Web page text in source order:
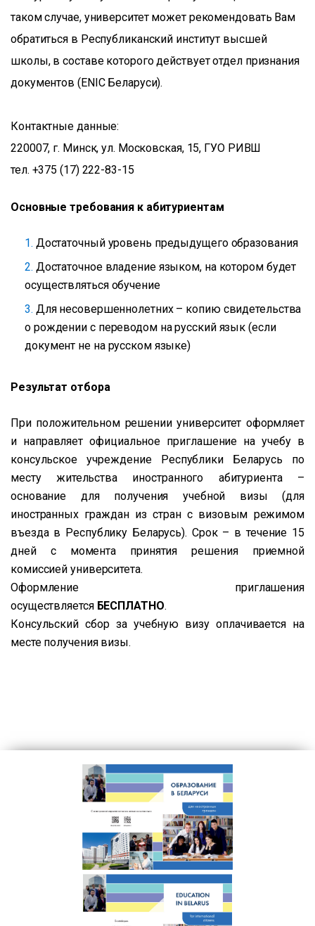
таком случае, университет может рекомендовать Вам
обратиться в Республиканский институт высшей
школы, в составе которого действует отдел признания
документов (ENIC Беларуси).
Контактные данные:
220007, г. Минск, ул. Московская, 15, ГУО РИВШ
тел. +375 (17) 222-83-15
Основные требования к абитуриентам
Достаточный уровень предыдущего образования
Достаточное владение языком, на котором будет
осуществляться обучение
Для несовершеннолетних – копию свидетельства
о рождении с переводом на русский язык (если
документ не на русском языке)
Результат отбора
При положительном решении университет оформляет
и направляет официальное приглашение на учебу в
консульское учреждение Республики Беларусь по
месту жительства иностранного абитуриента –
основание для получения учебной визы (для
иностранных граждан из стран с визовым режимом
въезда в Республику Беларусь). Срок – в течение 15
дней с момента принятия решения приемной
комиссией университета.
Оформление приглашения
осуществляется БЕСПЛАТНО.
Консульский сбор за учебную визу оплачивается на
месте получения визы.